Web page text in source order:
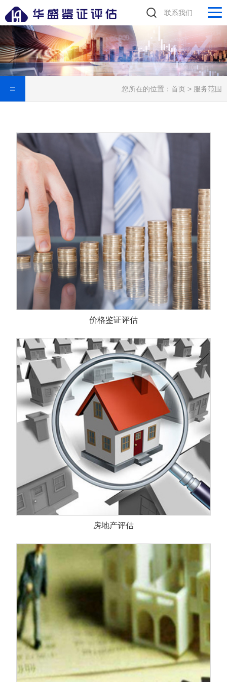
联系我们
您所在的位置： 首页 > 服务范围
价格鉴证评估
房地产评估